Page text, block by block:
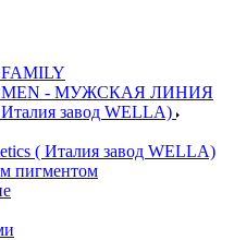
MEN - МУЖСКАЯ ЛИНИЯ
завод WELLA)
( Италия завод WELLA)
пигментом